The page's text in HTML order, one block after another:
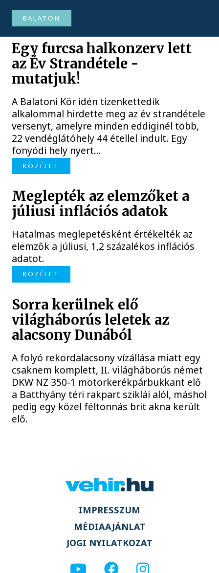
BALATON
Egy furcsa halkonzerv lett
az Év Strandétele -
mutatjuk!
A Balatoni Kör idén tizenkettedik
alkalommal hirdette meg az év strandétele
versenyt, amelyre minden eddiginél több,
22 vendéglátóhely 44 étellel indult. Egy
fonyódi hely nyert...
KÖZÉLET
Meglepték az elemzőket a
júliusi inflációs adatok
Hatalmas meglepetésként értékelték az
elemzők a júliusi, 1,2 százalékos inflációs
adatot.
KÖZÉLET
Sorra kerülnek elő
világháborús leletek az
alacsony Dunából
A folyó rekordalacsony vízállása miatt egy
csaknem komplett, II. világháborús német
DKW NZ 350-1 motorkerékpárbukkant elő
a Batthyány téri rakpart sziklái alól, máshol
pedig egy közel féltonnás brit akna került
elő.
IMPRESSZUM
MÉDIAAJÁNLAT
JOGI NYILATKOZAT